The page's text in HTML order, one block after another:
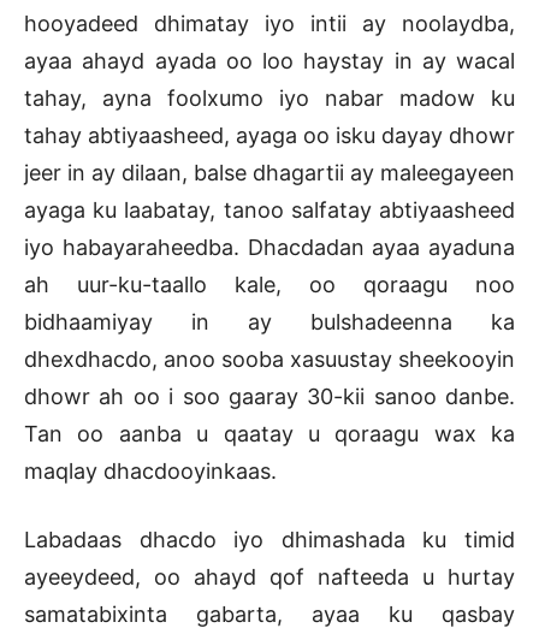
hooyadeed dhimatay iyo intii ay noolaydba,
ayaa ahayd ayada oo loo haystay in ay wacal
tahay, ayna foolxumo iyo nabar madow ku
tahay abtiyaasheed, ayaga oo isku dayay dhowr
jeer in ay dilaan, balse dhagartii ay maleegayeen
ayaga ku laabatay, tanoo salfatay abtiyaasheed
iyo habayaraheedba. Dhacdadan ayaa ayaduna
ah uur-ku-taallo kale, oo qoraagu noo
bidhaamiyay in ay bulshadeenna ka
dhexdhacdo, anoo sooba xasuustay sheekooyin
dhowr ah oo i soo gaaray 30-kii sanoo danbe.
Tan oo aanba u qaatay u qoraagu wax ka
maqlay dhacdooyinkaas.
Labadaas dhacdo iyo dhimashada ku timid
ayeeydeed, oo ahayd qof nafteeda u hurtay
samatabixinta gabarta, ayaa ku qasbay